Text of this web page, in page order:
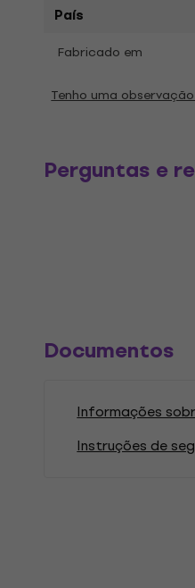
País
Fabricado em
Tenho uma
Perguntas e
Documentos
Informações
Instruções de